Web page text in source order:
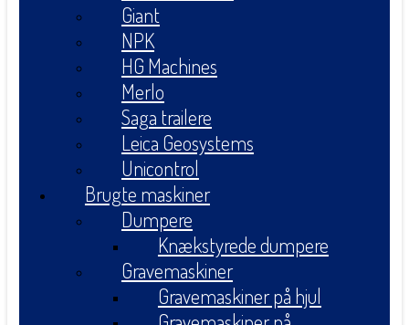
Giant
NPK
HG Machines
Merlo
Saga trailere
Leica Geosystems
Unicontrol
Brugte maskiner
Dumpere
Knækstyrede dumpere
Gravemaskiner
Gravemaskiner på hjul